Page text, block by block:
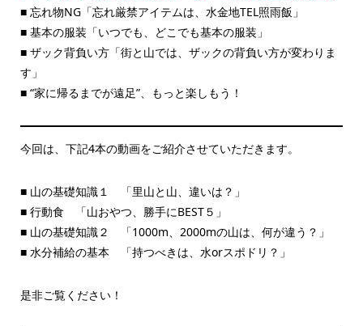
■ 忘れ物NG「忘れ厳禁アイテムは、水金地TEL照雨飯」
■ 基本の服装「いつでも、どこでも基本の服装」
■ ザック背負い方「街と山では、ザックの背負い方が変わりま
す」
■ “家に帰るまでが遠足”、もっと楽しもう！
今回は、下記4本の動画をご紹介させていただきます。
■ 山の基礎知識１ 「里山と山、違いは？」
■ 行動食 「山おやつ、勝手にBEST５」
■ 山の基礎知識２ 「1000m、2000mの山は、何が違う？」
■ 水分補給の基本 「持つべきは、水orスポドリ？」
是非ご覧ください！